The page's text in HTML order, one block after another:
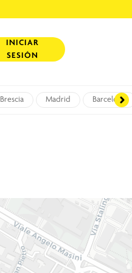
INICIAR
SESIÓN
Brescia Madrid Barcelona